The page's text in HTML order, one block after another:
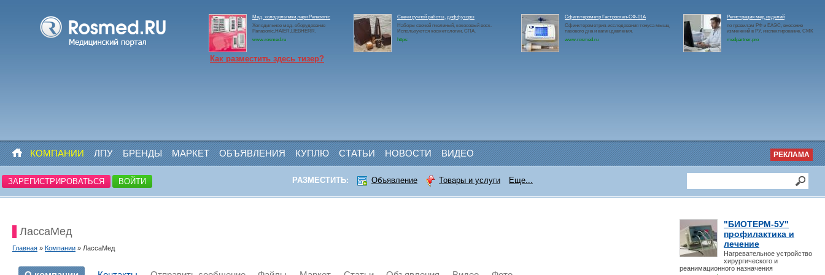
Мед. холодильники,лари Panasonic
Холодильное мед. оборудование
Panasonic,HAIER,LIEBHERR.
www.rosmed.ru
Свечи ручной работы, диффузоры
Наборы свечей пчелиный, кокосовый воск.
Используются косметологии, СПА.
https:
Сфинктерометр Гастроскан-СФ-01А
Сфинктерометрия-исследования тонуса мышц
тазового дна и вагин.давления.
www.rosmed.ru
Регистрация мед.изделий
по правилам РФ и ЕАЭС, внесение
изменений в РУ, инспектирование, СМК
medpartner.pro
Как разместить здесь тизер?
КОМПАНИИ ЛПУ БРЕНДЫ МАРКЕТ ОБЪЯВЛЕНИЯ КУПЛЮ СТАТЬИ НОВОСТИ ВИДЕО РЕКЛАМА
ЗАРЕГИСТРИРОВАТЬСЯ ВОЙТИ РАЗМЕСТИТЬ: Объявление Товары и услуги Еще...
"БИОТЕРМ-5У"
профилактика и
лечение
Нагревательное устройство
хирургического и
реанимационного назначения
ЛассаМед
Главная » Компании » ЛассаМед